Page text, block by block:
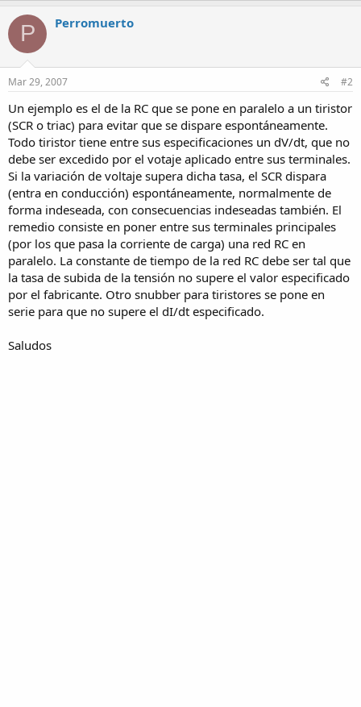
P Perromuerto
Mar 29, 2007 #2
Un ejemplo es el de la RC que se pone en paralelo a un tiristor
(SCR o triac) para evitar que se dispare espontáneamente.
Todo tiristor tiene entre sus especificaciones un dV/dt, que no
debe ser excedido por el votaje aplicado entre sus terminales.
Si la variación de voltaje supera dicha tasa, el SCR dispara
(entra en conducción) espontáneamente, normalmente de
forma indeseada, con consecuencias indeseadas también. El
remedio consiste en poner entre sus terminales principales
(por los que pasa la corriente de carga) una red RC en
paralelo. La constante de tiempo de la red RC debe ser tal que
la tasa de subida de la tensión no supere el valor especificado
por el fabricante. Otro snubber para tiristores se pone en
serie para que no supere el dI/dt especificado.
Saludos